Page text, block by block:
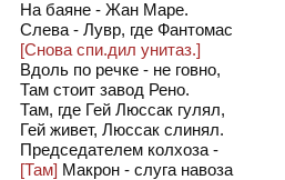
На баяне - Жан Маре.
Слева - Лувр, где Фантомас
[Снова спи.дил унитаз.]
Вдоль по речке - не говно,
Там стоит завод Рено.
Там, где Гей Люссак гулял,
Гей живет, Люссак слинял.
Председателем колхоза -
[Там] Макрон - слуга навоза